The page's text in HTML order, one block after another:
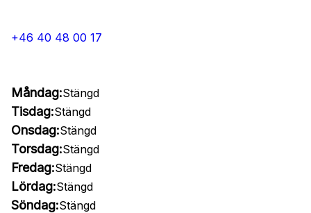
+46 40 48 00 17
Måndag:Stängd
Tisdag:Stängd
Onsdag:Stängd
Torsdag:Stängd
Fredag:Stängd
Lördag:Stängd
Söndag:Stängd